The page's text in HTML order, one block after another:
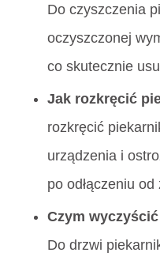
Do czyszczenia
oczyszczonej
co skutecznie
Jak rozkręcić
rozkręcić
urządzenia i
po odłączeniu od
Czym
Do drzwi